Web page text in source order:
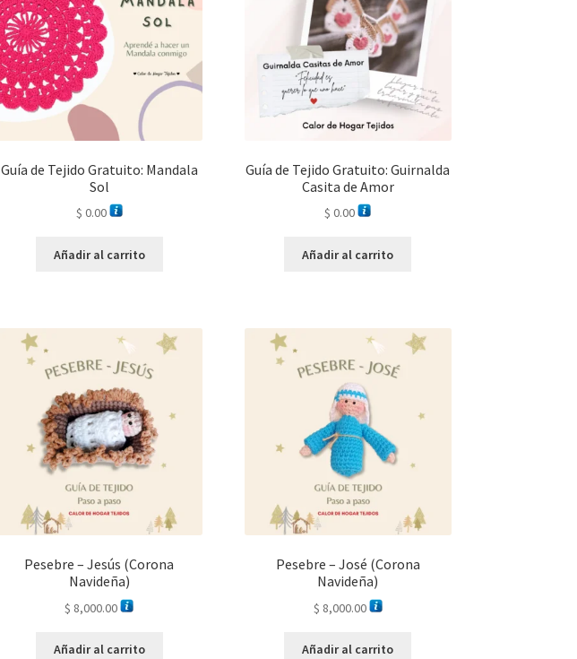
Guía de Tejido Gratuito: Mandala
Sol
$ 0.00
Añadir al carrito
Guía de Tejido Gratuito: Guirnalda
Casita de Amor
$ 0.00
Añadir al carrito
Pesebre – Jesús (Corona
Navideña)
$ 8,000.00
Añadir al carrito
Pesebre – José (Corona
Navideña)
$ 8,000.00
Añadir al carrito